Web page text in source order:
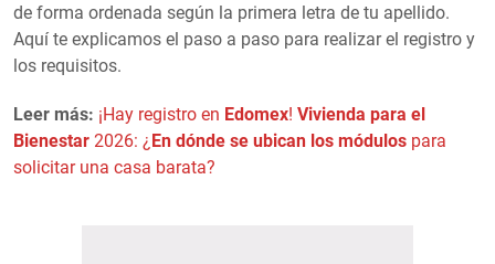
de forma ordenada según la primera letra de tu apellido.
Aquí te explicamos el paso a paso para realizar el registro y
los requisitos.
Leer más: ¡Hay registro en Edomex! Vivienda para el
Bienestar 2026: ¿ En dónde se ubican los módulos para
solicitar una casa barata?